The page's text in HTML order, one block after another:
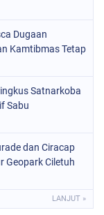
Dugaan
Kamtibmas Tetap
Satnarkoba
Sabu
dan Ciracap
Geopark Ciletuh
LANJUT »